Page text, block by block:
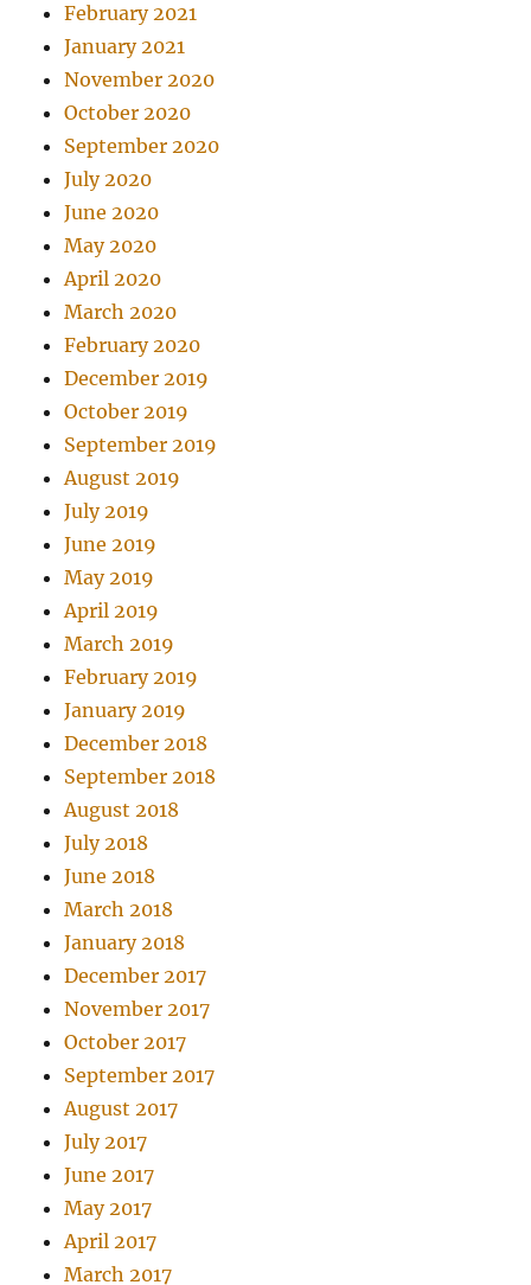
February 2021
January 2021
November 2020
October 2020
September 2020
July 2020
June 2020
May 2020
April 2020
March 2020
February 2020
December 2019
October 2019
September 2019
August 2019
July 2019
June 2019
May 2019
April 2019
March 2019
February 2019
January 2019
December 2018
September 2018
August 2018
July 2018
June 2018
March 2018
January 2018
December 2017
November 2017
October 2017
September 2017
August 2017
July 2017
June 2017
May 2017
April 2017
March 2017